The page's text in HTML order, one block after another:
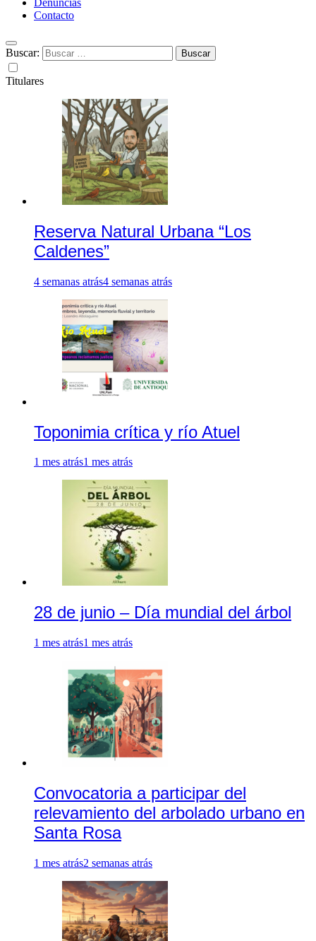
Contacto
Buscar:
Titulares
Reserva Natural Urbana “Los
Caldenes”
4 semanas atrás4 semanas atrás
Toponimia crítica y río Atuel
1 mes atrás1 mes atrás
28 de junio – Día mundial del árbol
1 mes atrás1 mes atrás
Convocatoria a participar del
relevamiento del arbolado urbano en
Santa Rosa
1 mes atrás2 semanas atrás